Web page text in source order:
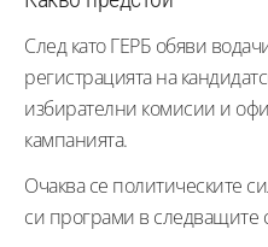
След като ГЕРБ обяви
регистрацията на
избирателни комисии и
кампанията.
Очаква се политическите
си програми в следващите